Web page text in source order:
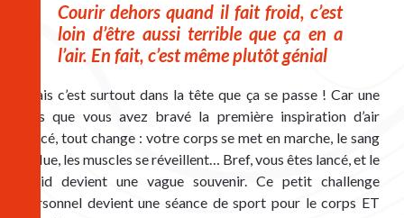
Courir dehors quand il fait froid, c’est
loin d’être aussi terrible que ça en a
l’air. En fait, c’est même plutôt génial
Mais c’est surtout dans la tête que ça se passe ! Car une
fois que vous avez bravé la première inspiration d’air
glacé, tout change : votre corps se met en marche, le sang
afflue, les muscles se réveillent… Bref, vous êtes lancé, et le
froid devient une vague souvenir. Ce petit challenge
personnel devient une séance de sport pour le corps ET